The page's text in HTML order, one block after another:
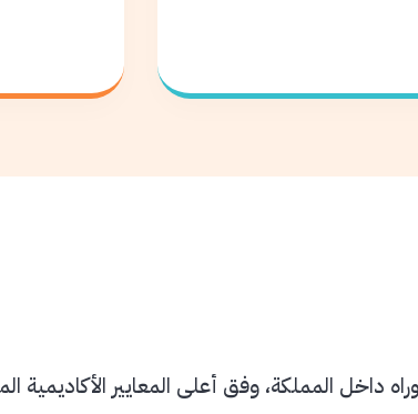
المملكة، وفق أعلى المعايير الأكاديمية